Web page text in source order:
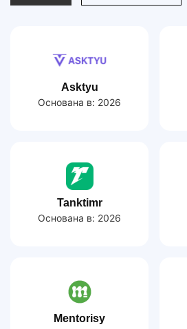
Asktyu
Основана в: 2026
Tanktimr
Основана в: 2026
Mentorisy